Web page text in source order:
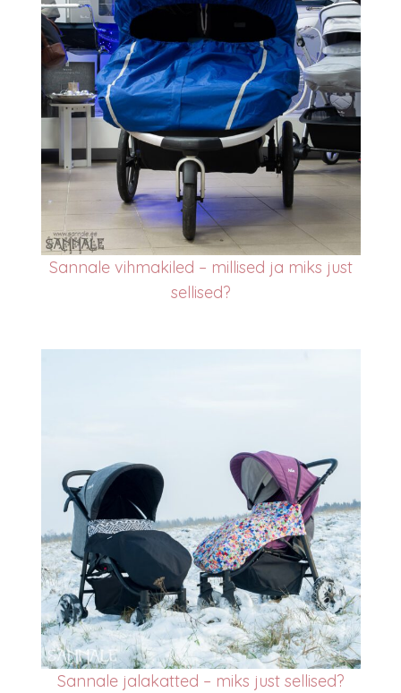
Sannale vihmakiled – millised ja miks just
sellised?
Sannale jalakatted – miks just sellised?